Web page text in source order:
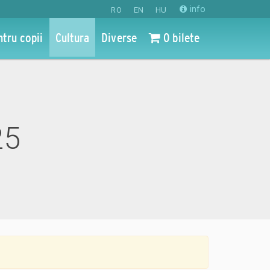
RO EN HU info
copii Cultura Diverse 0 bilete